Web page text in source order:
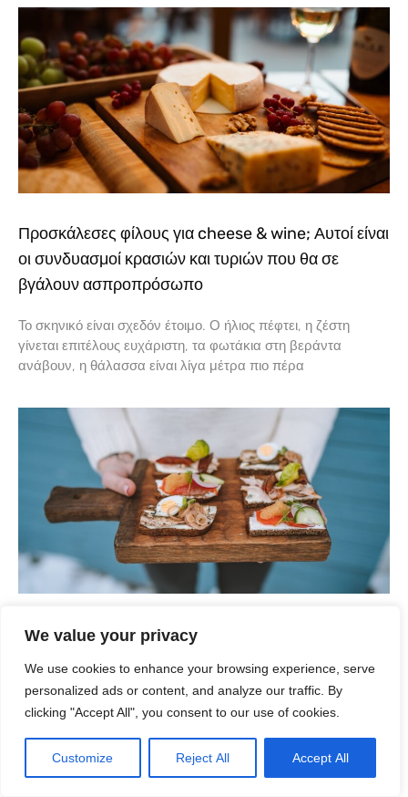
We value your privacy
We use cookies to enhance your browsing experience, serve
personalized ads or content, and analyze our traffic. By
clicking "Accept All", you consent to our use of cookies.
Customize Reject All Accept All
Προσκάλεσες φίλους για cheese & wine; Αυτοί είναι
οι συνδυασμοί κρασιών και τυριών που θα σε
βγάλουν ασπροπρόσωπο
Το σκηνικό είναι σχεδόν έτοιμο. Ο ήλιος πέφτει, η ζέστη
γίνεται επιτέλους ευχάριστη, τα φωτάκια στη βεράντα
ανάβουν, η θάλασσα είναι λίγα μέτρα πιο πέρα
Smørrebrød: Το γεύμα των εργατών στη Δανία που
σήμερα σερβίρεται και στα πιο high-class
εστιατόρια της χώρας
Δανίας, αυτό είναι το smørrebrød. Αυτό που ξεκίνησε ως